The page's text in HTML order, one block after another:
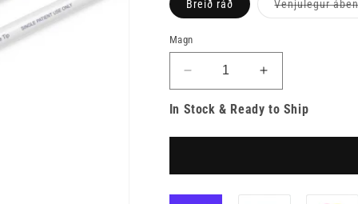
Breið ráð Venjulegur
Magn
Minnka
magn
fyrir
Skurðhúð
Merki
Auka
magn
fyrir
Skurðhúð
Merki
In Stock & Ready to Ship